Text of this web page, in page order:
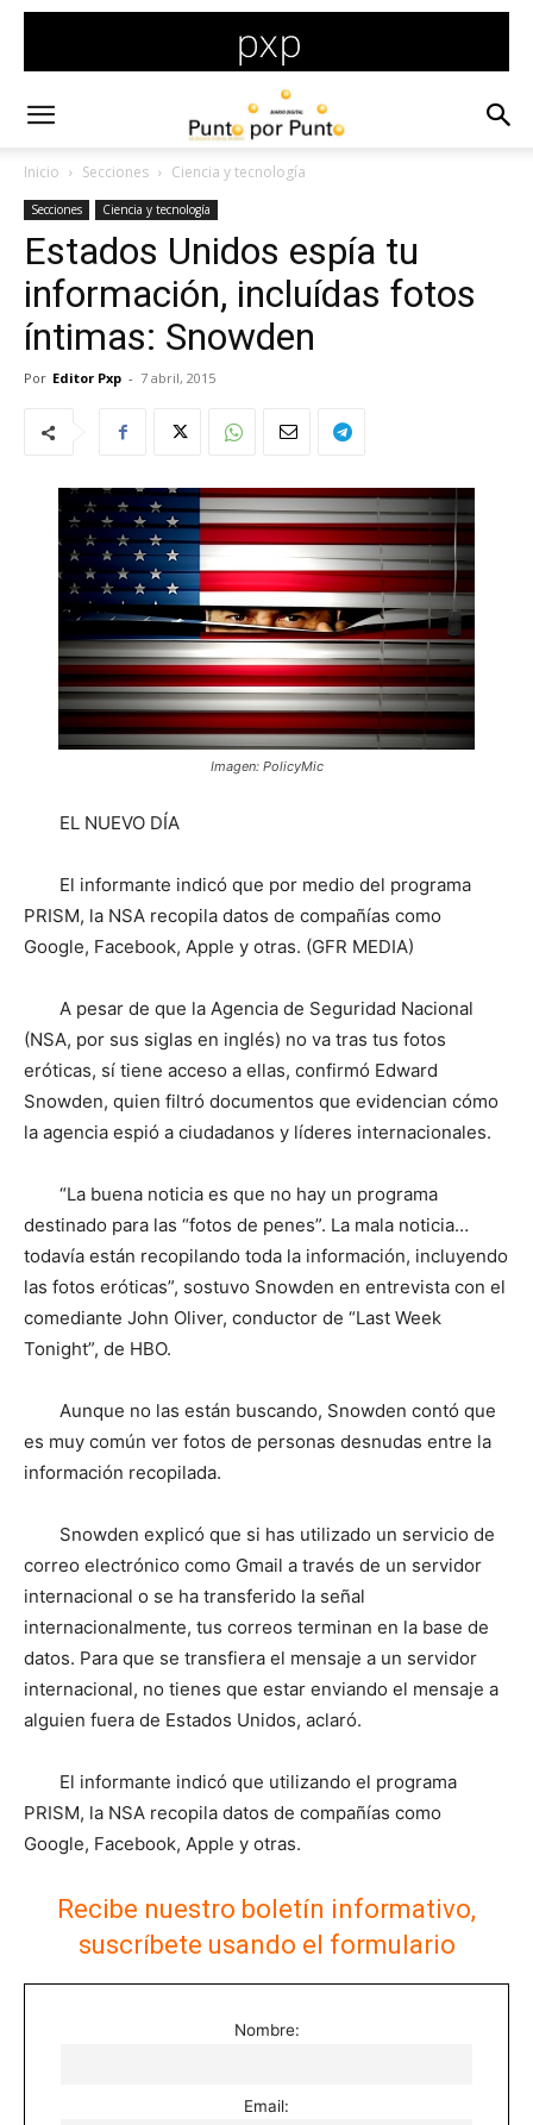
Inicio Secciones Ciencia y tecnología
Secciones Ciencia y tecnología
Estados Unidos espía tu
información, incluídas fotos
íntimas: Snowden
Por Editor Pxp - 7 abril, 2015
Imagen: PolicyMic
EL NUEVO DÍA
El informante indicó que por medio del programa
PRISM, la NSA recopila datos de compañías como
Google, Facebook, Apple y otras. (GFR MEDIA)
A pesar de que la Agencia de Seguridad Nacional
(NSA, por sus siglas en inglés) no va tras tus fotos
eróticas, sí tiene acceso a ellas, confirmó Edward
Snowden, quien filtró documentos que evidencian cómo
la agencia espió a ciudadanos y líderes internacionales.
“La buena noticia es que no hay un programa
destinado para las “fotos de penes”. La mala noticia…
todavía están recopilando toda la información, incluyendo
las fotos eróticas”, sostuvo Snowden en entrevista con el
comediante John Oliver, conductor de “Last Week
Tonight”, de HBO.
Aunque no las están buscando, Snowden contó que
es muy común ver fotos de personas desnudas entre la
información recopilada.
Snowden explicó que si has utilizado un servicio de
correo electrónico como Gmail a través de un servidor
internacional o se ha transferido la señal
internacionalmente, tus correos terminan en la base de
datos. Para que se transfiera el mensaje a un servidor
internacional, no tienes que estar enviando el mensaje a
alguien fuera de Estados Unidos, aclaró.
El informante indicó que utilizando el programa
PRISM, la NSA recopila datos de compañías como
Google, Facebook, Apple y otras.
Recibe nuestro boletín informativo,
suscríbete usando el formulario
Nombre:
Email: